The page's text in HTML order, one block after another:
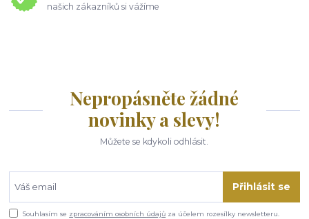
našich zákazníků si vážíme
Nepropásněte žádné
novinky a slevy!
Můžete se kdykoli odhlásit.
Přihlásit se
Souhlasím se zpracováním osobních údajů za účelem rozesílky newsletteru.